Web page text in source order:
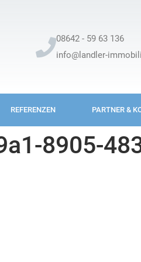
08642 - 59 63 136
info@landler-
REFERENZEN PARTNER &
8905-